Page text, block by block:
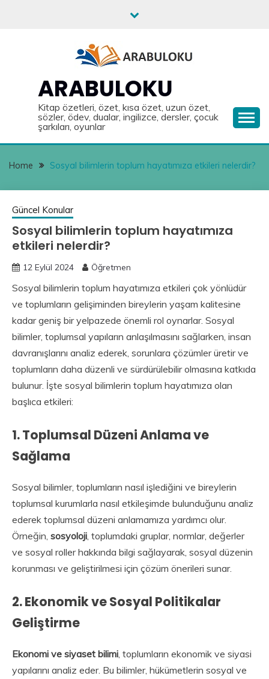
ARABULOKU
Kitap özetleri, özet, kısa özet, uzun özet,
sözler, ödev, dualar, ingilizce, dersler, çocuk
şarkıları, oyunlar
Home Sosyal bilimlerin toplum hayatımıza etkileri nelerdir?
Güncel Konular
Sosyal bilimlerin toplum hayatımıza
etkileri nelerdir?
12 Eylül 2024 Öğretmen
Sosyal bilimlerin toplum hayatımıza etkileri çok yönlüdür
ve toplumların gelişiminden bireylerin yaşam kalitesine
kadar geniş bir yelpazede önemli rol oynarlar. Sosyal
bilimler, toplumsal yapıların anlaşılmasını sağlarken, insan
davranışlarını analiz ederek, sorunlara çözümler üretir ve
toplumların daha düzenli ve sürdürülebilir olmasına katkıda
bulunur. İşte sosyal bilimlerin toplum hayatımıza olan
başlıca etkileri:
1.Toplumsal Düzeni Anlama ve
Sağlama
Sosyal bilimler, toplumların nasıl işlediğini ve bireylerin
toplumsal kurumlarla nasıl etkileşimde bulunduğunu analiz
ederek toplumsal düzeni anlamamıza yardımcı olur.
Örneğin, sosyoloji , toplumdaki gruplar, normlar, değerler
ve sosyal roller hakkında bilgi sağlayarak, sosyal düzenin
korunması ve geliştirilmesi için çözüm önerileri sunar.
2.Ekonomik ve Sosyal Politikalar
Geliştirme
Ekonomi ve siyaset bilimi , toplumların ekonomik ve siyasi
yapılarını analiz eder. Bu bilimler, hükümetlerin sosyal ve